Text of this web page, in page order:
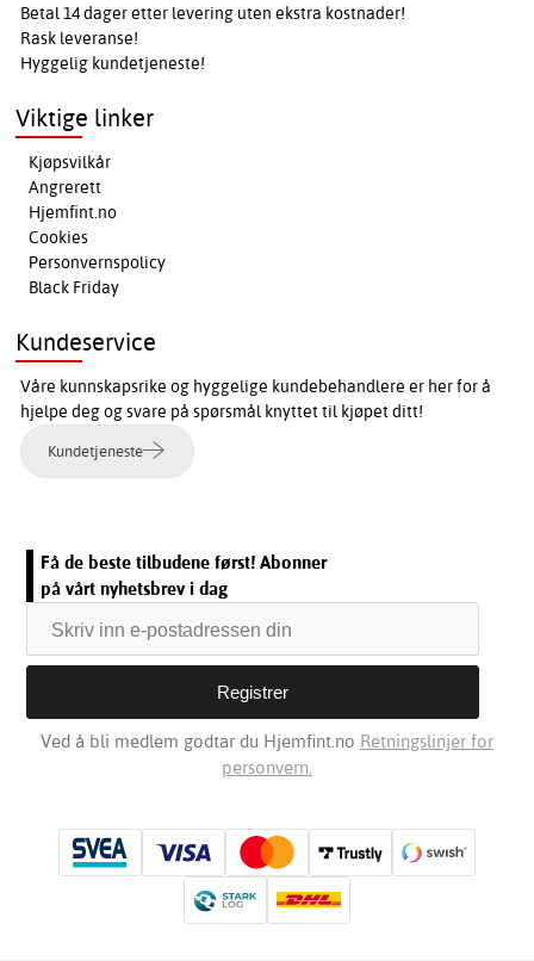
Betal 14 dager etter levering uten ekstra kostnader!
Rask leveranse!
Hyggelig kundetjeneste!
Viktige linker
Kjøpsvilkår
Angrerett
Hjemfint.no
Cookies
Personvernspolicy
Black Friday
Kundeservice
Våre kunnskapsrike og hyggelige kundebehandlere er her for å
hjelpe deg og svare på spørsmål knyttet til kjøpet ditt!
Kundetjeneste
Få de beste tilbudene først! Abonner
på vårt nyhetsbrev i dag
Ved å bli medlem godtar du Hjemfint.no Retningslinjer for
personvern.